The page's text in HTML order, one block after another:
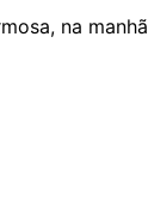
na manhã